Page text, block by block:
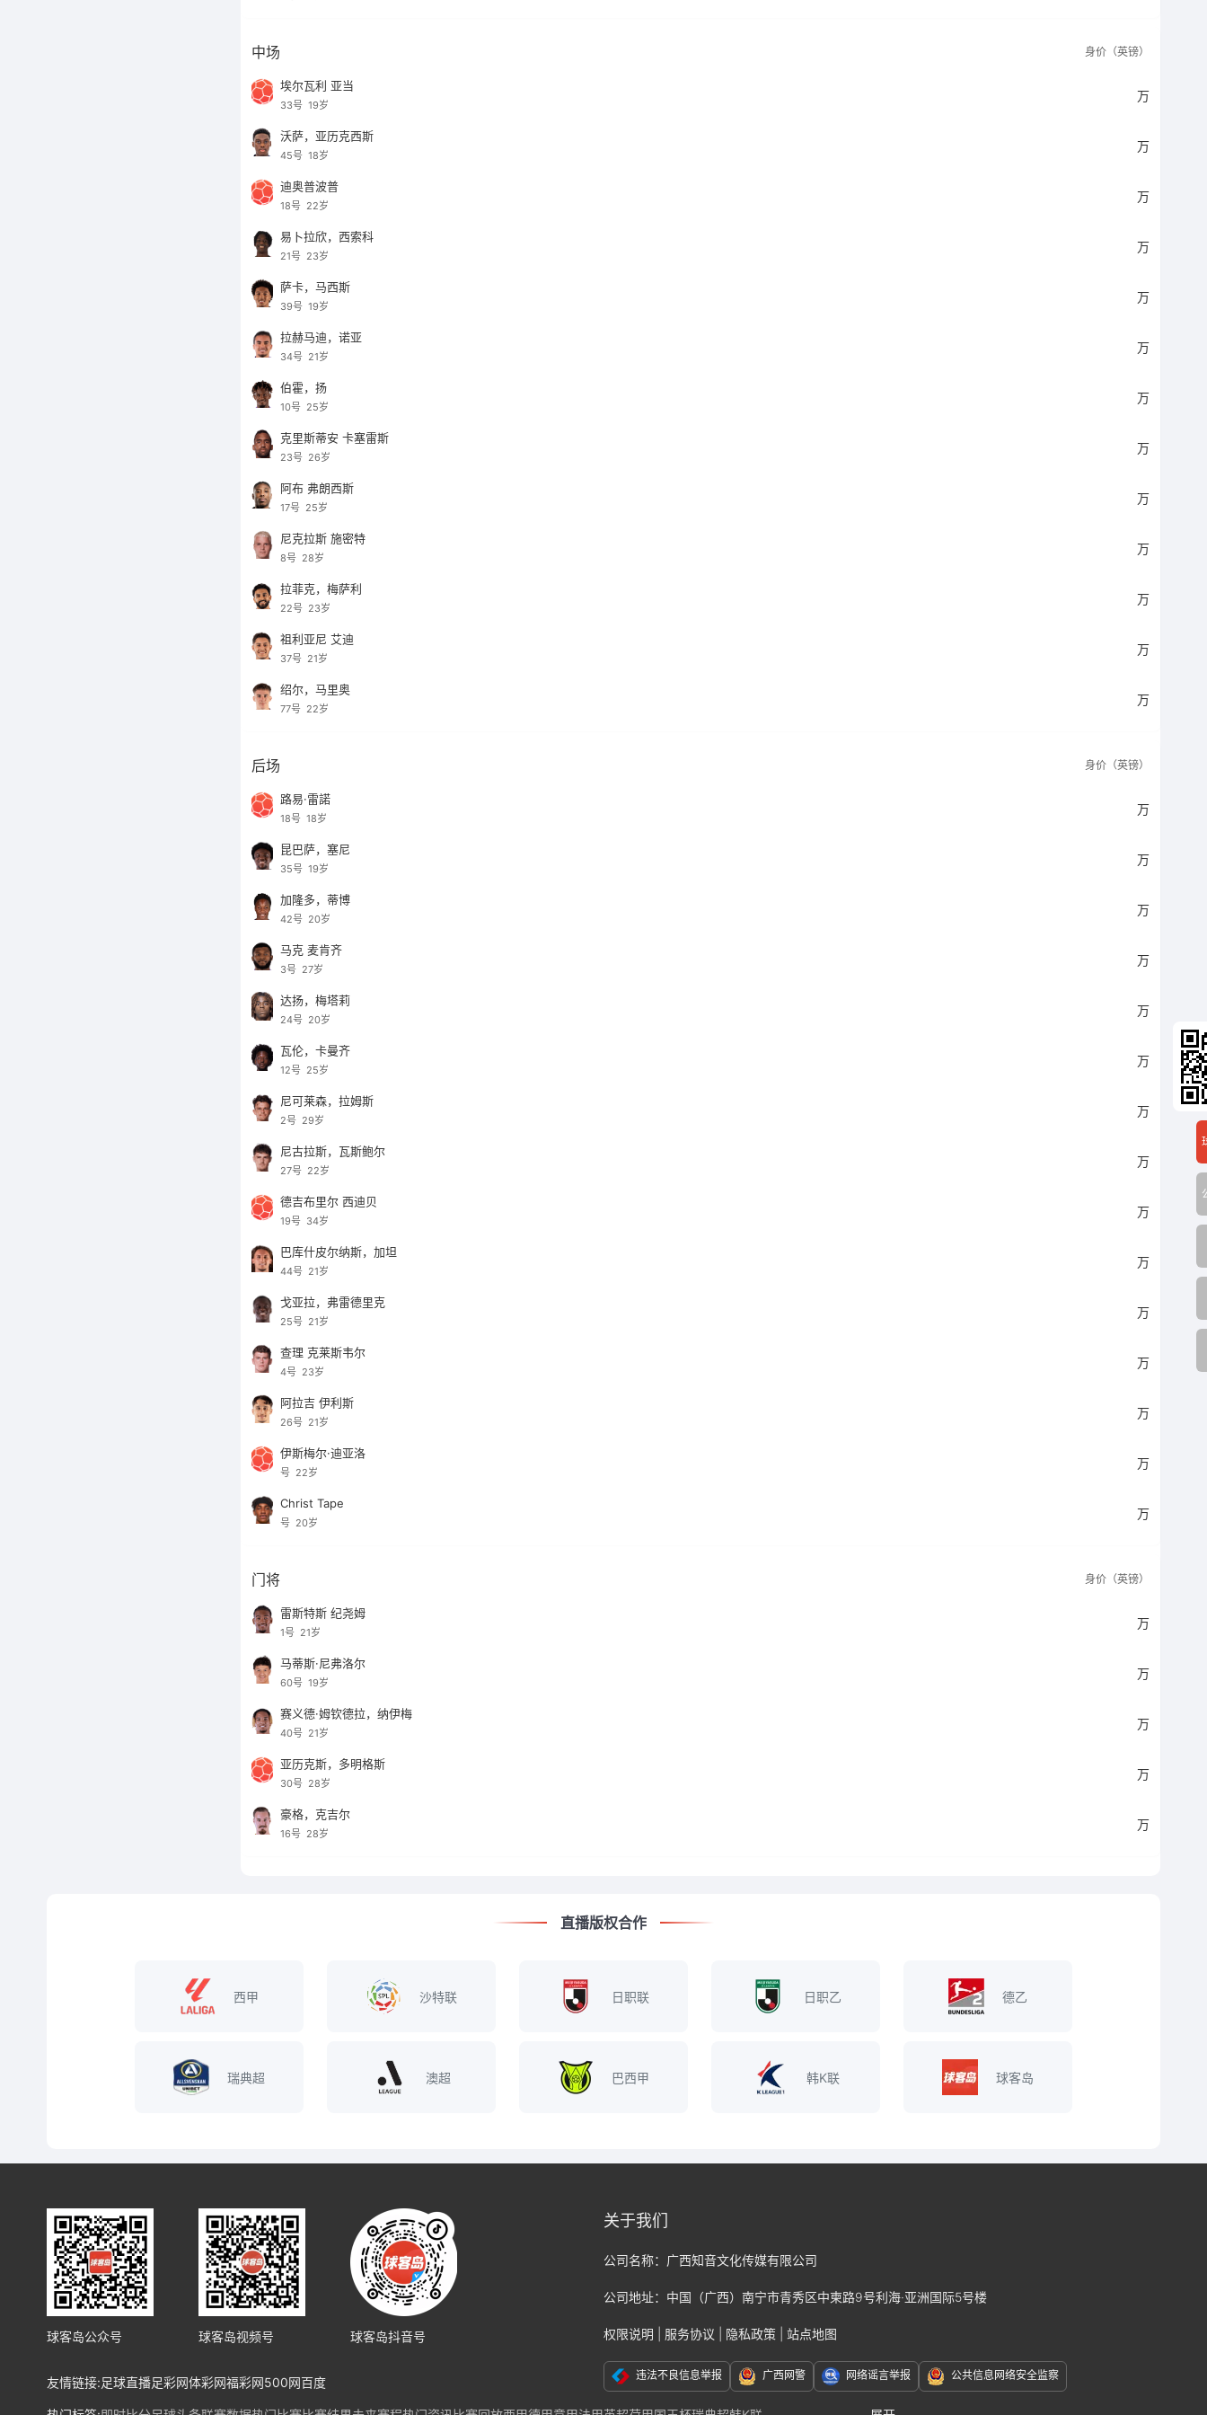
中场 身价（英镑）
埃尔瓦利 亚当
33号 19岁
万
沃萨，亚历克西斯
45号 18岁
万
迪奥普波普
18号 22岁
万
易卜拉欣，西索科
21号 23岁
万
萨卡，马西斯
39号 19岁
万
拉赫马迪，诺亚
34号 21岁
万
伯霍，扬
10号 25岁
万
克里斯蒂安 卡塞雷斯
23号 26岁
万
阿布 弗朗西斯
17号 25岁
万
尼克拉斯 施密特
8号 28岁
万
拉菲克，梅萨利
22号 23岁
万
祖利亚尼 艾迪
37号 21岁
万
绍尔，马里奥
77号 22岁
万
后场 身价（英镑）
路易·雷諾
18号 18岁
万
昆巴萨，塞尼
35号 19岁
万
加隆多，蒂博
42号 20岁
万
马克 麦肯齐
3号 27岁
万
达扬，梅塔莉
24号 20岁
万
瓦伦，卡曼齐
12号 25岁
万
尼可莱森，拉姆斯
2号 29岁
万
尼古拉斯，瓦斯鲍尔
27号 22岁
万
德吉布里尔 西迪贝
19号 34岁
万
巴库什皮尔纳斯，加坦
44号 21岁
万
戈亚拉，弗雷德里克
25号 21岁
万
查理 克莱斯韦尔
4号 23岁
万
阿拉吉 伊利斯
26号 21岁
万
伊斯梅尔·迪亚洛
号 22岁
万
Christ Tape
号 20岁
万
门将 身价（英镑）
雷斯特斯 纪尧姆
1号 21岁
万
马蒂斯·尼弗洛尔
60号 19岁
万
赛义德·姆钦德拉，纳伊梅
40号 21岁
万
亚历克斯，多明格斯
30号 28岁
万
豪格，克吉尔
16号 28岁
万
直播版权合作
西甲 沙特联 日职联 日职乙 德乙
瑞典超 澳超 巴西甲 韩K联 球客岛
球客岛公众号 球客岛视频号 球客岛抖音号
友情链接:足球直播足彩网体彩网福彩网500网百度
关于我们
公司名称： 广西知音文化传媒有限公司
公司地址： 中国（广西）南宁市青秀区中柬路9号利海·亚洲国际5号楼
权限说明 服务协议 隐私政策 站点地图
违法不良信息举报 广西网警 网络谣言举报 公共信息网络安全监察